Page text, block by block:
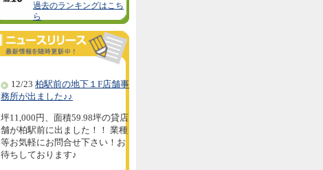
過去のランキングはこち
ら
12/23 柏駅前の地下１F店舗事
務所が出ました♪♪
坪11,000円、面積59.98坪の貸店
舗が柏駅前に出ました！！ 業種
等お気軽にお問合せ下さい！お
待ちしております♪